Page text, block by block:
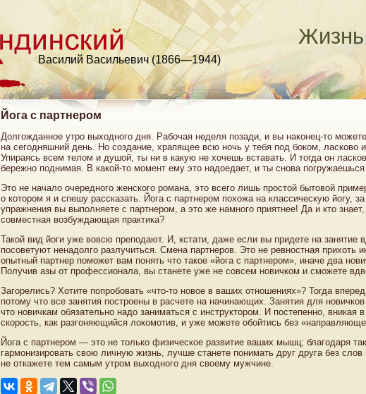
Василий Васильевич (1866—1944)
Жизнь
Йога с партнером
Долгожданное утро выходного дня. Рабочая неделя позади, и вы наконец-то
на сегодняшний день. Но создание, храпящее всю ночь у тебя под боком, ласково
Упираясь всем телом и душой, ты ни в какую не хочешь вставать. И тогда он
бережно поднимая. В какой-то момент ему это надоедает, и ты снова
Это не начало очередного женского романа, это всего лишь простой бытовой
о котором я и спешу рассказать. Йога с партнером похожа на классическую йогу,
упражнения вы выполняете с партнером, а это же намного приятнее! Да и кто
совместная возбуждающая практика?
Такой вид йоги уже вовсю преподают. И, кстати, даже если вы придете на занятие
посоветуют ненадолго разлучиться. Смена партнеров. Это не ревностная прихоть
опытный партнер поможет вам понять что такое «йога с партнером», иначе два
Получив азы от профессионала, вы станете уже не совсем новичком и сможете
Загорелись? Хотите попробовать «что-то новое в ваших отношениях»? Тогда
потому что все занятия построены в расчете на начинающих. Занятия для
что новичкам обязательно надо заниматься с инструктором. И постепенно, вникая
скорость, как разгоняющийся локомотив, и уже можете обойтись без
Йога с партнером — это не только физическое развитие ваших мышц; благодаря
гармонизировать свою личную жизнь, лучше станете понимать друг друга без
не откажете тем самым утром выходного дня своему мужчине.